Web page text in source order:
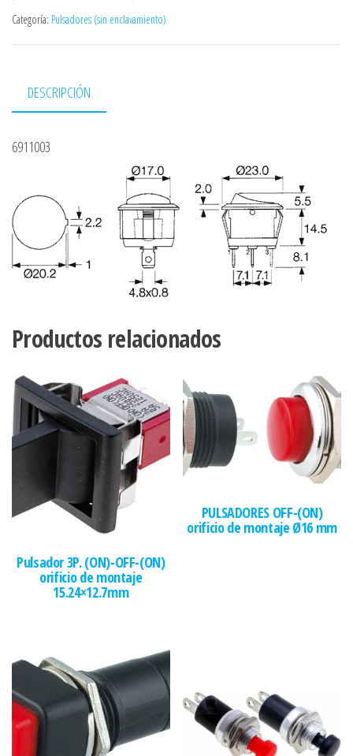
Categoría: Pulsadores (sin enclavamiento)
DESCRIPCIÓN
6911003
Productos relacionados
Pulsador 3P. (ON)-OFF-(ON)
orificio de montaje
15.24×12.7mm
PULSADORES OFF-(ON)
orificio de montaje Ø16 mm